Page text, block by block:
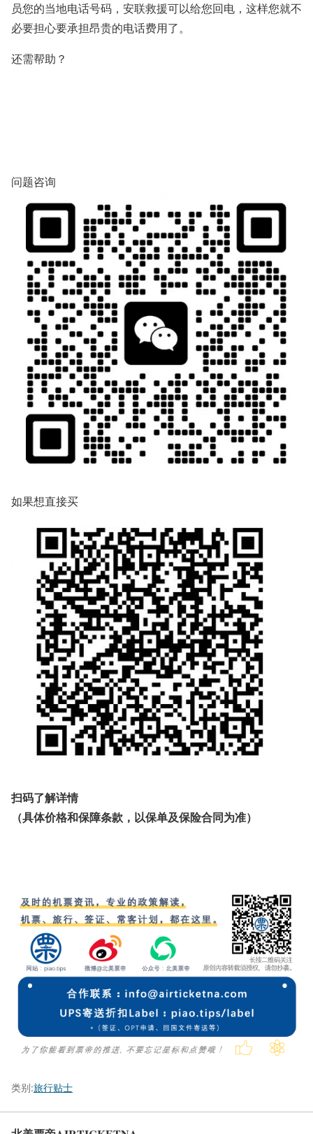
员您的当地电话号码，安联救援可以给您回电，这样您就不
必要担心要承担昂贵的电话费用了。
还需帮助？
问题咨询
如果想直接买
扫码了解详情
（具体价格和保障条款，以保单及保险合同为准）
类别:旅行贴士